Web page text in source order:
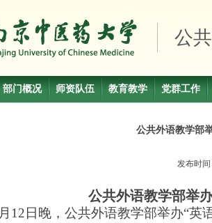
公
部门概况 师资队伍 教育教学 党群工作
公共外语教学部
发布时
公共外语教学部举
月 12 日晚，公共外语教学部举办“英